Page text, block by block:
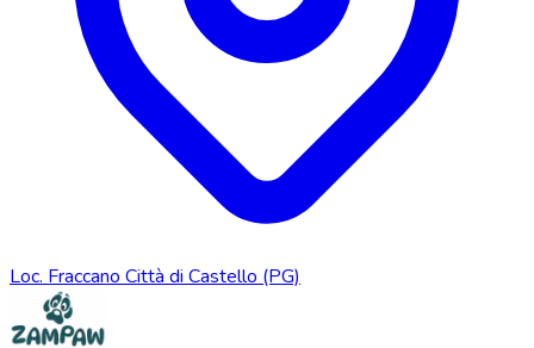
Loc. Fraccano Città di Castello (PG)